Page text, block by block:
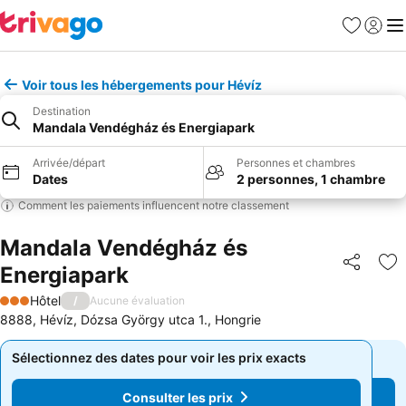
Favoris
Se
Voir tous les hébergements pour Hévíz
Destination
Mandala Vendégház és Energiapark
Arrivée/départ
Dates
Personnes et chambres
2 personnes, 1 chambre
Comment les paiements influencent notre classement
Mandala Vendégház és
Energiapark
Partager
3 Étoiles
Hôtel / Aucune évaluation
8888, Hévíz, Dózsa György utca 1., Hongrie
Sélectionnez des dates pour voir les prix exacts
Consulter les prix
Sélectionnez des dates pour voir les prix exacts
Consulter les prix